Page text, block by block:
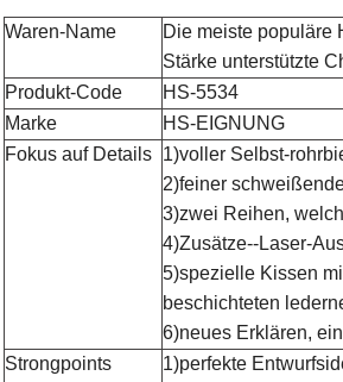
Waren-Name
Die meiste populäre
Stärke unterstützte
Produkt-Code
HS-5534
Marke
HS-EIGNUNG
Fokus auf Details 1)voller Selbst-
2)feiner
3)zwei Reihen,
4)Zusätze--Laser-
5)spezielle Kissen
beschichteten
6)neues Erklären,
Strongpoints
1)perfekte